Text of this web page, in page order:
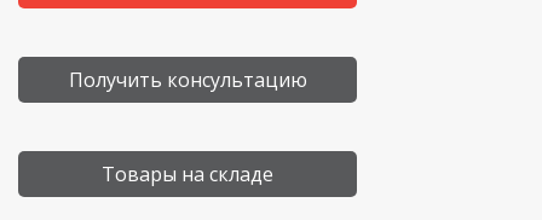
Получить консультацию
Товары на складе